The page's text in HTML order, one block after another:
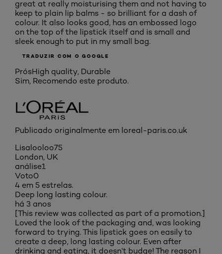
great at really moisturising them and not having to
keep to plain lip balms - so brilliant for a dash of
colour. It also looks good, has an embossed logo
on the top of the lipstick itself and is small and
sleek enough to put in my small bag.
TRADUZIR COM O GOOGLE
PrósHigh quality, Durable
Sim, Recomendo este produto.
Publicado originalmente em loreal-paris.co.uk
Lisalooloo75
London, UK
análise1
Voto0
4 em 5 estrelas.
Deep long lasting colour.
há 3 anos
[This review was collected as part of a promotion.]
Loved the look of the packaging and, was looking
forward to trying. This lipstick goes on easily to
create a deep, long lasting colour. Even after
drinking and eating, it doesn’t budge! The reason I